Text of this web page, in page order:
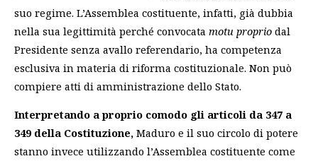
suo regime. L’Assemblea costituente, infatti, già dubbia
nella sua legittimità perché convocata motu proprio dal
Presidente senza avallo referendario, ha competenza
esclusiva in materia di riforma costituzionale. Non può
compiere atti di amministrazione dello Stato.
Interpretando a proprio comodo gli articoli da 347 a
349 della Costituzione, Maduro e il suo circolo di potere
stanno invece utilizzando l’Assemblea costituente come